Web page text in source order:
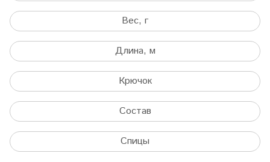
Вес, г
Длина, м
Крючок
Состав
Спицы